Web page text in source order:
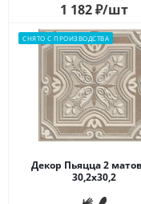
1 182₽/шт
СНЯТО С ПРОИЗВОДСТВА
Декор Пьяцца 2
30,2x30,2